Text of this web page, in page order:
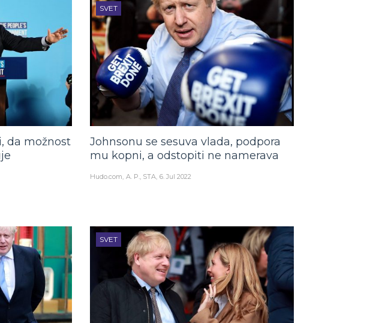
da možnost
SVET
Johnsonu se sesuva vlada, podpora
mu kopni, a odstopiti ne namerava
Hudo.com A. P., STA 6. Jul 2022
SVET